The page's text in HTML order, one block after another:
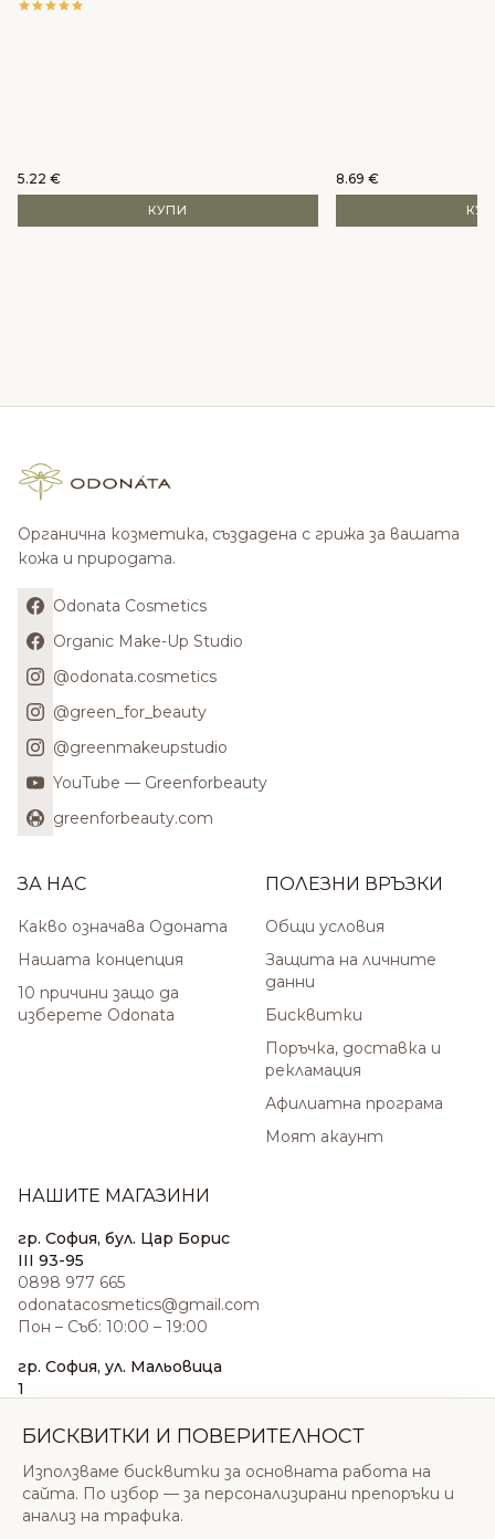
5.22 €
КУПИ
8.69 €
Органична козметика, създадена с грижа за вашата
кожа и природата.
Odonata Cosmetics
Organic Make-Up Studio
@odonata.cosmetics
@green_for_beauty
@greenmakeupstudio
YouTube — Greenforbeauty
greenforbeauty.com
ЗА НАС
Какво означава Одоната
Нашата концепция
10 причини защо да
изберете Odonata
ПОЛЕЗНИ ВРЪЗКИ
Общи условия
Защита на личните
данни
Бисквитки
Поръчка, доставка и
рекламация
Афилиатна програма
Моят акаунт
НАШИТЕ МАГАЗИНИ
гр. София, бул. Цар Борис
III 93-95
0898 977 665
odonatacosmetics@gmail.com
Пон – Съб: 10:00 – 19:00
гр. София, ул. Мальовица
1
sales@odonatacosmetics.com
Нед: 11:00 – 18:00
БИСКВИТКИ И ПОВЕРИТЕЛНОСТ
Използваме бисквитки за основната работа на
сайта. По избор — за персонализирани препоръки и
анализ на трафика.